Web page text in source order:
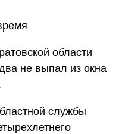
области
не выпал из окна
службы